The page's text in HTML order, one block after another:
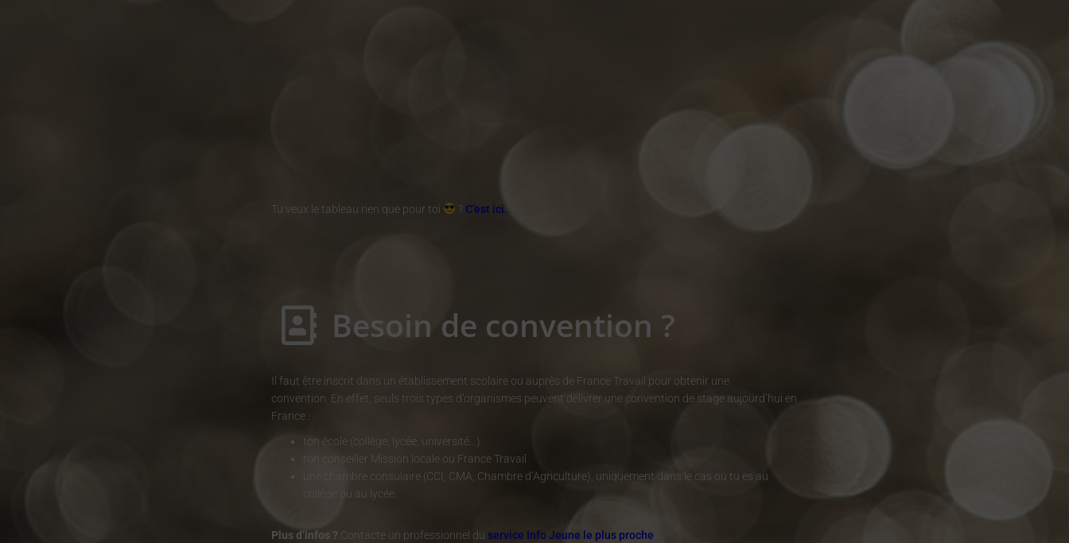
Tu veux le tableau rien que pour toi ? C’est ici.
Besoin de convention ?
Il faut être inscrit dans un établissement scolaire ou auprès de France Travail pour obtenir une
convention. En effet, seuls trois types d’organismes peuvent délivrer une convention de stage aujourd’hui en
France :
ton école (collège, lycée, université…)
ton conseiller Mission locale ou France Travail
une chambre consulaire (CCI, CMA, Chambre d’Agriculture), uniquement dans le cas où tu es au
collège ou au lycée.
Plus d’infos ? Contacte un professionnel du service Info Jeune le plus proche